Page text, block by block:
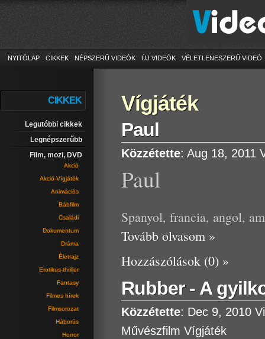
NYITÓLAP CIKKEK NÉPSZERŰ VIDEÓK ÚJ VIDEÓK VÉLETLENESZERŰ VIDEÓ
CIKKEK
Legutóbbi cikkek
Legnépszerűbb
Film, mozi, DVD
Akció
Akció-Vígjáték
Animációs
Bábfilm
Családi
Dokumentum
Dráma
Életrajz
Erotikus-thriller
Fantasy
Filmes hírek
Filmsorozat
Háborús
Horror
Vígjáték
Paul
Közzétette: Aug 18, 2011
Paul
Spanyol, francia, angol,
Tovább olvasom »
Hozzászólások (0) »
Rubber - A
Közzétette: Dec 9, 2010
Művészfilm Vígjáték